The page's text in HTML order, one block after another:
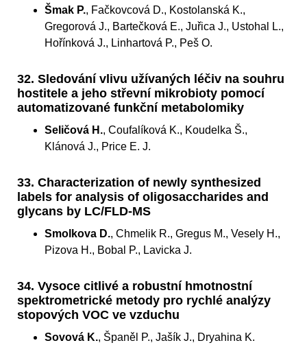
Šmak P., Fačkovcová D., Kostolanská K.,
Gregorová J., Bartečková E., Juřica J., Ustohal L.,
Hořínková J., Linhartová P., Peš O.
32. Sledování vlivu užívaných léčiv na souhru
hostitele a jeho střevní mikrobioty pomocí
automatizované funkční metabolomiky
Seličová H., Coufalíková K., Koudelka Š.,
Klánová J., Price E. J.
33. Characterization of newly synthesized
labels for analysis of oligosaccharides and
glycans by LC/FLD-MS
Smolkova D., Chmelik R., Gregus M., Vesely H.,
Pizova H., Bobal P., Lavicka J.
34. Vysoce citlivé a robustní hmotnostní
spektrometrické metody pro rychlé analýzy
stopových VOC ve vzduchu
Sovová K., Španěl P., Jašík J., Dryahina K.